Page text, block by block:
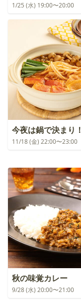
1/25 (水) 19:00〜20:00
今夜は鍋で決まり！
11/18 (金) 22:00〜23:00
秋の味覚カレー
9/28 (水) 20:00〜21:00